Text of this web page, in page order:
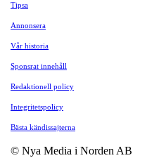
Tipsa
Annonsera
Vår historia
Sponsrat innehåll
Redaktionell policy
Integritetspolicy
Bästa kändissajterna
© Nya Media i Norden AB